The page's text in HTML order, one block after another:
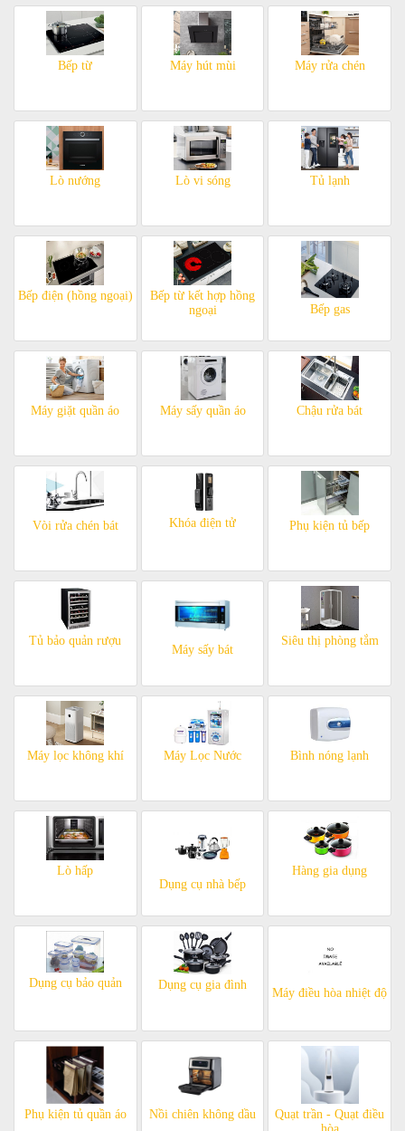
Bếp từ Máy hút mùi Máy rửa chén
Lò nướng Lò vi sóng Tủ lạnh
Bếp điện (hồng ngoại)
Bếp từ kết hợp hồng
ngoại
Bếp gas
Máy giặt quần áo Máy sấy quần áo Chậu rửa bát
Vòi rửa chén bát Khóa điện tử Phụ kiện tủ bếp
Tủ bảo quản rượu
Máy sấy bát
Siêu thị phòng tắm
Máy lọc không khí Máy Lọc Nước Bình nóng lạnh
Lò hấp
Dụng cụ nhà bếp
Hàng gia dụng
Dụng cụ bảo quản Dụng cụ gia đình
Máy điều hòa nhiệt độ
Phụ kiện tủ quần áo Nồi chiên không dầu
Quạt trần - Quạt điều